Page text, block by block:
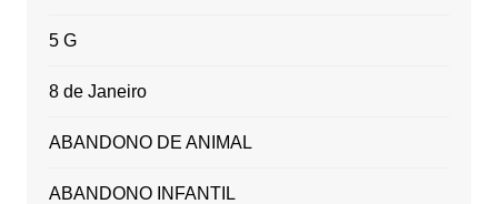
5 G
8 de Janeiro
ABANDONO DE ANIMAL
ABANDONO INFANTIL